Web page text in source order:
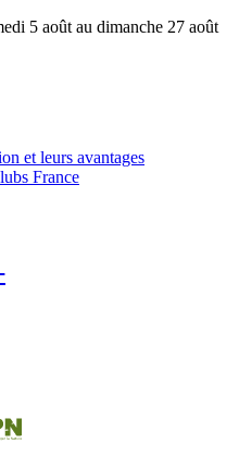
5 août au dimanche 27 août
et leurs avantages
France